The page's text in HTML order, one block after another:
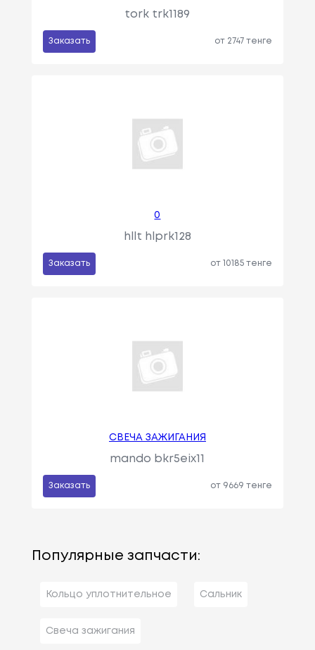
tork trk1189
Заказать от 2747 тенге
0
hllt hlprk128
Заказать от 10185 тенге
СВЕЧА ЗАЖИГАНИЯ
mando bkr5eix11
Заказать от 9669 тенге
Популярные запчасти:
Кольцо уплотнительное Сальник
Свеча зажигания